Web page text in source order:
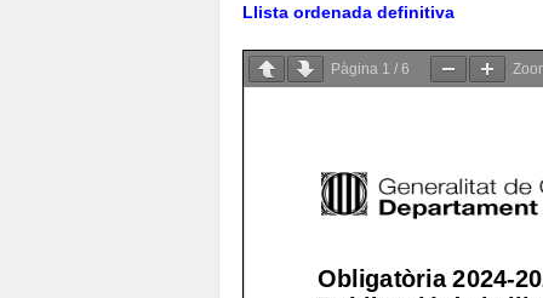
Llista ordenada definitiva
Pàgina 1 / 6